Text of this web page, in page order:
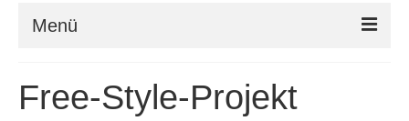
Menü
Über mich
Free-Style-Projekt